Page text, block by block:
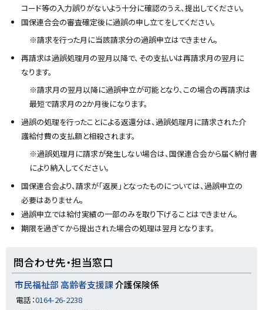
戻
コード等の入力誤りがないよう十分に確認のうえ、提出してください。
国保連合会の審査確定後に過誤の申し立てをしてください。
※請求を行った月に当該請求分の過誤申立はできません。
再請求は過誤処理月の翌月以降で、その支払いは再請求月の翌月に
なります。
※請求月の翌月以降に過誤申立が可能となり、この場合の再請求は
最短で請求月の2か月後になります。
過誤の処理を行ったことによる返還分は、過誤処理月に請求された介
護給付費の支払額と相殺されます。
※過誤処理月に請求が発生しない場合は、国保連合会から届く納付書
により納入してください。
国保連合会より、請求が「返戻」となったものについては、過誤申立の
必要はありません。
過誤申立では給付実績の一部のみを取り下げることはできません。
期限を過ぎてから提出された場合の処理は翌月となります。
問合わせ先・担当窓口
市民福祉部 高齢者支援課介護保険係
電話：0164-26-2238